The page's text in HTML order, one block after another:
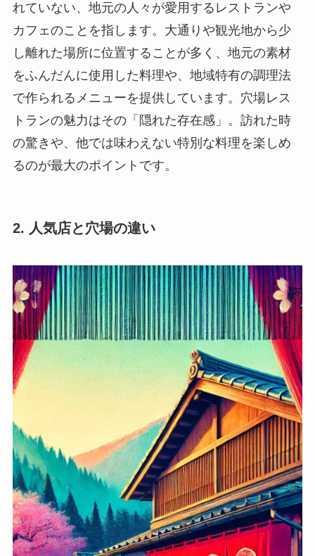
れていない、地元の人々が愛用するレストランや
カフェのことを指します。大通りや観光地から少
し離れた場所に位置することが多く、地元の素材
をふんだんに使用した料理や、地域特有の調理法
で作られるメニューを提供しています。穴場レス
トランの魅力はその「隠れた存在感」。訪れた時
の驚きや、他では味わえない特別な料理を楽しめ
るのが最大のポイントです。
2. 人気店と穴場の違い